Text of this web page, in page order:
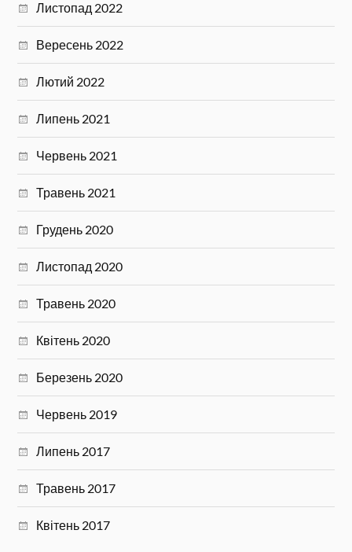
Листопад 2022
Вересень 2022
Лютий 2022
Липень 2021
Червень 2021
Травень 2021
Грудень 2020
Листопад 2020
Травень 2020
Квітень 2020
Березень 2020
Червень 2019
Липень 2017
Травень 2017
Квітень 2017